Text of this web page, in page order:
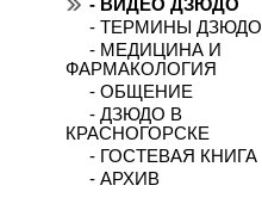
- ВИДЕО ДЗЮДО
- ТЕРМИНЫ ДЗЮДО
- МЕДИЦИНА И
ФАРМАКОЛОГИЯ
- ОБЩЕНИЕ
- ДЗЮДО В
КРАСНОГОРСКЕ
- ГОСТЕВАЯ КНИГА
- АРХИВ